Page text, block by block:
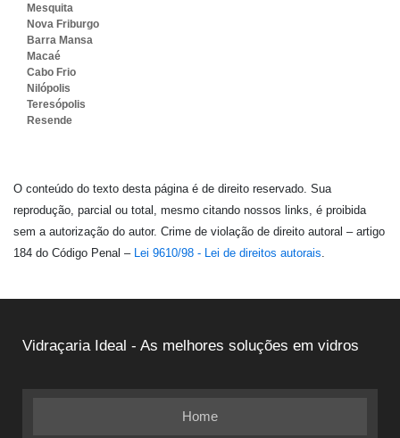
Mesquita
Nova Friburgo
Barra Mansa
Macaé
Cabo Frio
Nilópolis
Teresópolis
Resende
O conteúdo do texto desta página é de direito reservado. Sua
reprodução, parcial ou total, mesmo citando nossos links, é proibida
sem a autorização do autor. Crime de violação de direito autoral – artigo
184 do Código Penal – Lei 9610/98 - Lei de direitos autorais.
Vidraçaria Ideal - As melhores soluções em vidros
Home